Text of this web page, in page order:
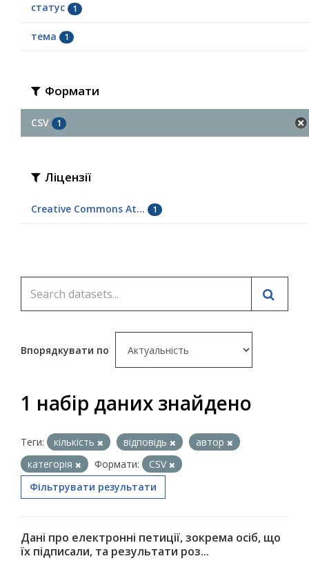
статус 1
тема 1
Формати
CSV 1
Ліцензії
Creative Commons At... 1
Впорядкувати по
1 набір даних знайдено
Теги: кількість відповідь
автор
категорія
Формати:
CSV
Фільтрувати результати
Дані про електронні петиції, зокрема осіб, що
їх підписали, та результати роз...